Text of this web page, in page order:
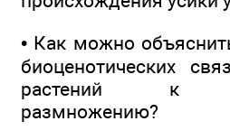
• Как можно
биоценотических
растений к
размножению?